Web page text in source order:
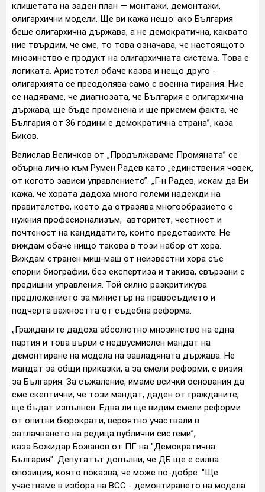
клишетата на заден план — монтажи, демонтажи,
олигархични модели. Ще ви кажа нещо: ако България
беше олигархична държава, а не демократична, каквато
ние твърдим, че сме, то това означава, че настоящото
мнозинство е продукт на олигархичната система. Това е
логиката. Аристотел обаче казва и нещо друго -
олигархията се преодолява само с военна тирания. Ние
се надяваме, че диагнозата, че България е олигархична
държава, ще бъде променена и ще приемем факта, че
България от 36 години е демократична страна”, каза
Биков.
Велислав Величков от „Продължаваме Промяната” се
обърна лично към Румен Радев като „единствения човек,
от когото зависи управлението”. „Г-н Радев, искам да Ви
кажа, че хората дадоха много големи надежди на
правителство, което да отразява многообразието с
нужния професионализъм, авторитет, честност и
почтеност на кандидатите, които представихте. Не
виждам обаче нищо такова в този набор от хора.
Виждам странен миш-маш от неизвестни хора със
спорни биографии, без експертиза и такива, свързани с
предишни управления. Той силно разкритикува
предложението за министър на правосъдието и
подчерта важността от съдебна реформа.
„Гражданите дадоха абсолютно мнозинство на една
партия и това върви с недвусмислен мандат на
демонтиране на модела на завладяната държава. Не
мандат за общи приказки, а за смели реформи, с визия
за България. За съжаление, имаме всички основания да
сме скептични, че този мандат, даден от гражданите,
ще бъдат изпълнен. Едва ли ще видим смели реформи
от опитни бюрократи, вероятно участвали в
затлачването на редица публични системи”,
каза Божидар Божанов от ПГ на "Демократична
България". Депутатът допълни, че ДБ ще е силна
опозиция, която показва, че може по-добре. "Ще
участваме в избора на ВСС - демонтирането на модела